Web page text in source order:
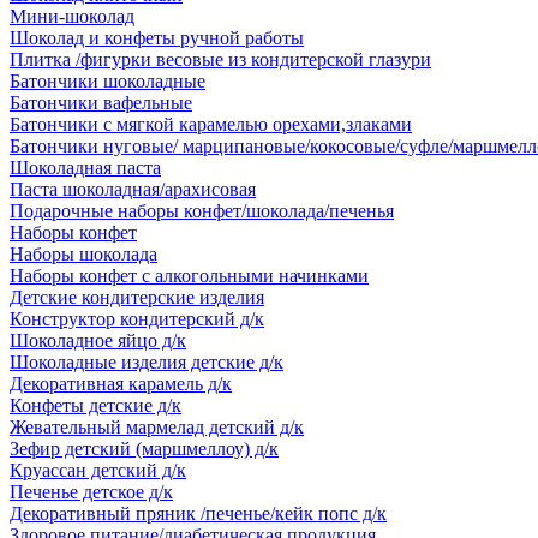
Мини-шоколад
Шоколад и конфеты ручной работы
Плитка /фигурки весовые из кондитерской глазури
Батончики шоколадные
Батончики вафельные
Батончики с мягкой карамелью орехами,злаками
Батончики нуговые/ марципановые/кокосовые/суфле/
Шоколадная паста
Паста шоколадная/арахисовая
Подарочные наборы конфет/шоколада/печенья
Наборы конфет
Наборы шоколада
Наборы конфет с алкогольными начинками
Детские кондитерские изделия
Конструктор кондитерский д/к
Шоколадное яйцо д/к
Шоколадные изделия детские д/к
Декоративная карамель д/к
Конфеты детские д/к
Жевательный мармелад детский д/к
Зефир детский (маршмеллоу) д/к
Круассан детский д/к
Печенье детское д/к
Декоративный пряник /печенье/кейк попс д/к